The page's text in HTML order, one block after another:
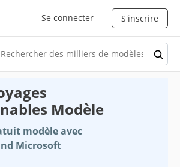
Se connecter S'inscrire
Modèle
modèle avec
Microsoft